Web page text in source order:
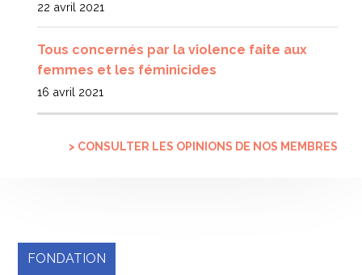
22 avril 2021
Tous concernés par la violence faite aux
femmes et les féminicides
16 avril 2021
> CONSULTER LES OPINIONS DE NOS MEMBRES
FONDATION